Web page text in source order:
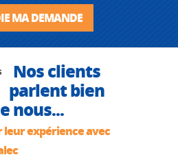
MA DEMANDE
Nos clients
parlent bien
nous...
expérience avec